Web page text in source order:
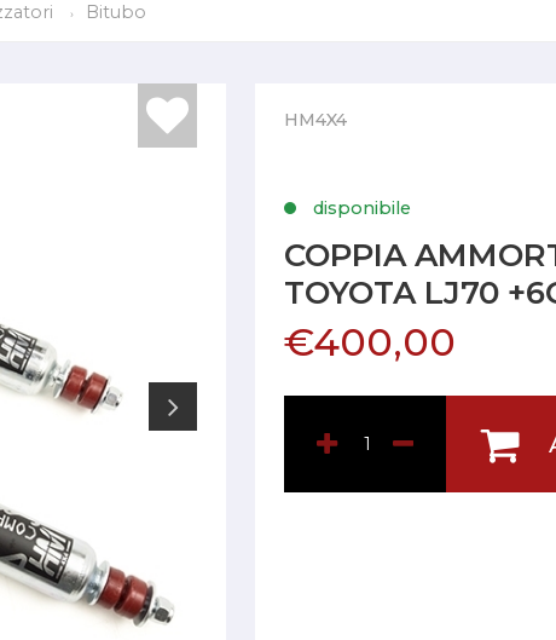
Bitubo
HM4X4
disponibile
COPPIA
TOYOTA LJ70
€400,00